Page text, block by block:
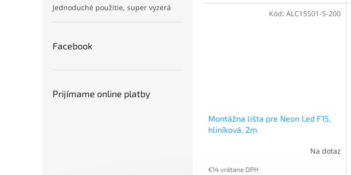
Jednoduché použitie, super vyzerá
Facebook
Prijímame online platby
Montážna lišta pre Neon Led F15,
hliníková, 2m
Na dotaz
€14 vrátane DPH
Kód: ALC15S01-S-200